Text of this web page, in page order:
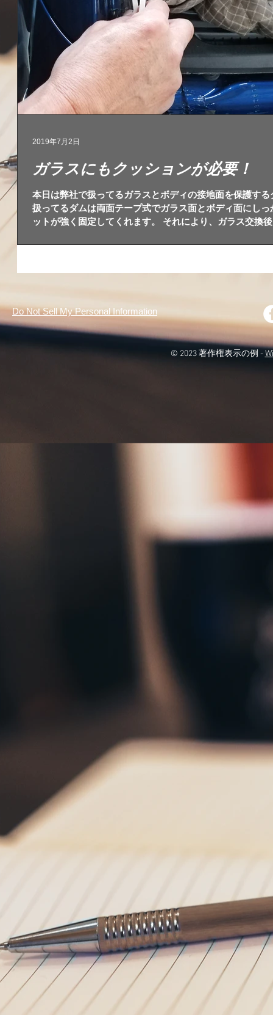
ガラスにもクッションが必要！
本日は弊社で扱ってるガラスとボディの接地面を保護す
扱ってるダムは両面テープ式でガラス面とボディ面にし
ットが強く固定してくれます。 それにより、ガラス交換
2019年7月2日
Do Not Sell My Personal Information
© 2023 著作権表示の例 -